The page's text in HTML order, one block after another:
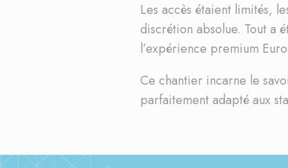
Les accès étaient limités,
discrétion absolue. Tout a
l’expérience premium
Ce chantier incarne le
parfaitement adapté aux